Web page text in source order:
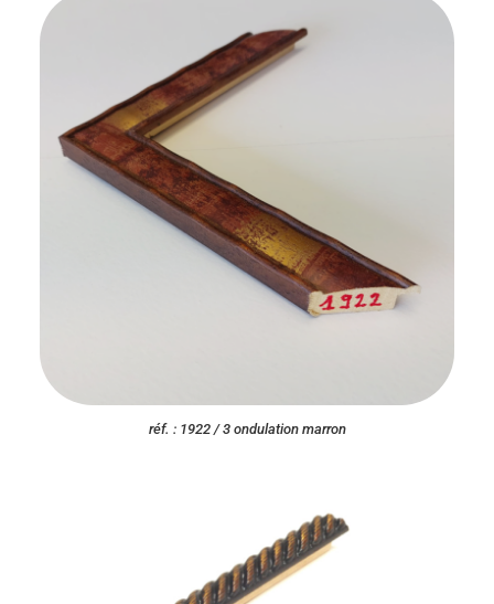
réf. : 1922 / 3 ondulation marron